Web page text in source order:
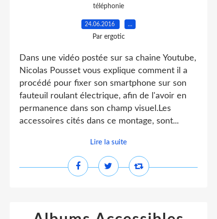
téléphonie
24.06.2016 …
Par ergotic
Dans une vidéo postée sur sa chaine Youtube,
Nicolas Pousset vous explique comment il a
procédé pour fixer son smartphone sur son
fauteuil roulant électrique, afin de l'avoir en
permanence dans son champ visuel.Les
accessoires cités dans ce montage, sont...
Lire la suite